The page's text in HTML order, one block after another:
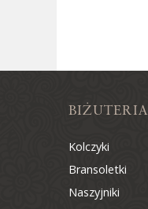
BIŻUTERIA
Kolczyki
Bransoletki
Naszyjniki